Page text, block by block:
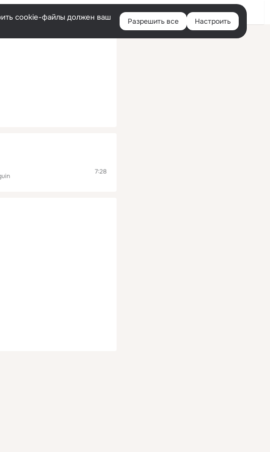
Русский Войти
cookie-файлы должен ваш
Разрешить все Настроить
7:28